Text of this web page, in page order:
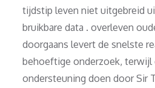
tijdstip leven niet uitgebreid
bruikbare data . overleven
doorgaans levert de snelste
behoeftige onderzoek, terwijl
ondersteuning doen door Sir